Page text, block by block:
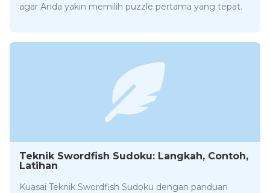
agar Anda yakin memilih puzzle pertama yang tepat.
Teknik Swordfish Sudoku: Langkah, Contoh,
Latihan
Kuasai Teknik Swordfish Sudoku dengan panduan